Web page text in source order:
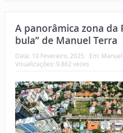
A panorâmica zona da
bula” de Manuel Terra
Data: 10 Fevereiro, 2025 Em:
Visualizações: 9.862 vezes